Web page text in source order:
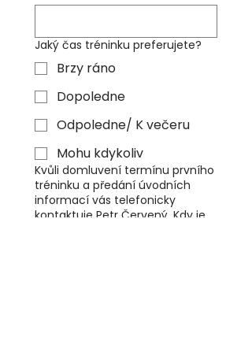
Jaký čas tréninku preferujete?
Brzy ráno
Dopoledne
Odpoledne/ K večeru
Mohu kdykoliv
Kvůli domluvení termínu prvního
tréninku a předání úvodních
informací vás telefonicky
kontaktuje Petr Červený. Kdy je